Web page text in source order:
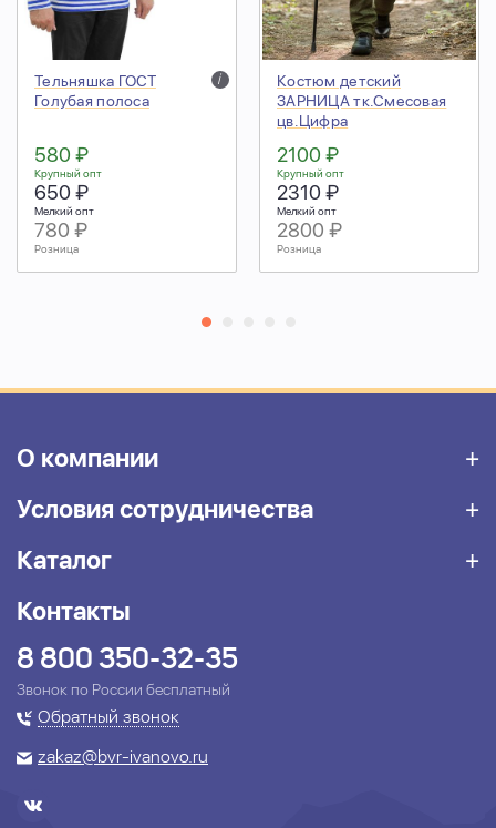
Тельняшка ГОСТ
Голубая полоса
i
580 ₽
Крупный опт
650 ₽
Мелкий опт
780 ₽
Розница
Костюм детский
ЗАРНИЦА тк.Смесовая
цв.Цифра
2100 ₽
Крупный опт
2310 ₽
Мелкий опт
2800 ₽
Розница
О компании
Условия сотрудничества
Каталог
Контакты
8 800 350-32-35
Звонок по России бесплатный
Обратный звонок
zakaz@bvr-ivanovo.ru